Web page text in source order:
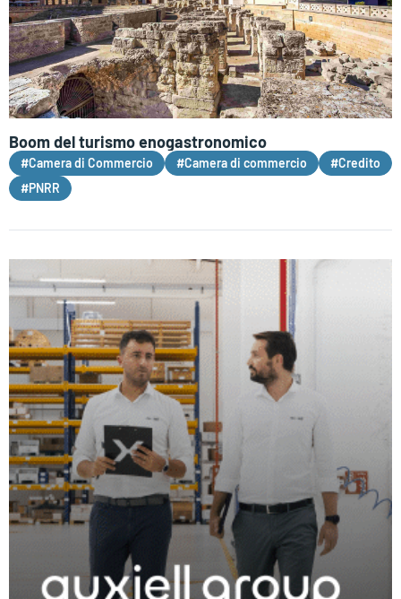
Boom del turismo enogastronomico
#Camera di Commercio #Camera di commercio
#Credito
#PNRR